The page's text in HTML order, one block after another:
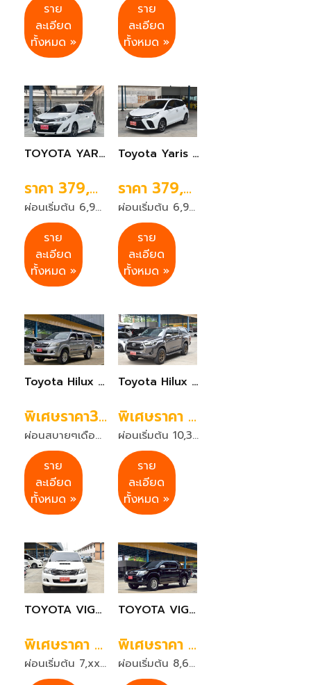
ราย
ละเอียด
ทั้งหมด »
ราย
ละเอียด
ทั้งหมด »
TOYOTA YARIS 1.2G+ เกียร์ A/T ปี2019 สีขาว
ราคา 379,999 บาท
ผ่อนเริ่มต้น 6,999 บาท 72 งวด
ราย
ละเอียด
ทั้งหมด »
Toyota Yaris 1.2Sport เกียร์ออโต้ ปี 2022 สีขาว
ราคา 379,999 บาท
ผ่อนเริ่มต้น 6,999 บาท 72 งวด
ราย
ละเอียด
ทั้งหมด »
Toyota Hilux Vigo 2.5E Prerunner double cab 2015 สีเทา
พิเศษราคา399,999 บาท
ผ่อนสบายๆเดือนละ 7,724 บาท 72 งวด
ราย
ละเอียด
ทั้งหมด »
Toyota Hilux Revo 2.4MID Prerunner เกียร์ธรรมดา สีเทา ปี 2020
พิเศษราคา 559,999 บาท
ผ่อนเริ่มต้น 10,315 บาท 72 งวด
ราย
ละเอียด
ทั้งหมด »
TOYOTA VIGO 2.5G PRERUNNER สีขาว เกียร์ออโต้ ปี 2014
พิเศษราคา 359,999 บาท
ผ่อนเริ่มต้น 7,xxx บาท 72 งวด
TOYOTA VIGO 2.5G PRERUNNER สีดำ เกียร์ออโต้ ปี 2015
พิเศษราคา 399,999 บาท
ผ่อนเริ่มต้น 8,691 บาท 72 งวด